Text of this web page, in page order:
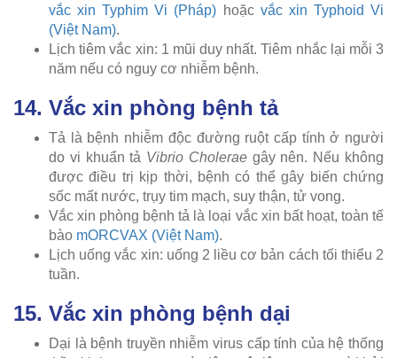
vắc xin Typhim Vi (Pháp) hoặc vắc xin Typhoid Vi
(Việt Nam).
Lịch tiêm vắc xin: 1 mũi duy nhất. Tiêm nhắc lại mỗi 3
năm nếu có nguy cơ nhiễm bệnh.
14. Vắc xin phòng bệnh tả
Tả là bệnh nhiễm độc đường ruột cấp tính ở người
do vi khuẩn tả Vibrio Choleraegây nên. Nếu không
được điều trị kịp thời, bệnh có thể gây biến chứng
sốc mất nước, trụy tim mạch, suy thận, tử vong.
Vắc xin phòng bệnh tả là loại vắc xin bất hoạt, toàn tế
bào mORCVAX (Việt Nam).
Lịch uống vắc xin: uống 2 liều cơ bản cách tối thiểu 2
tuần.
15. Vắc xin phòng bệnh dại
Dại là bệnh truyền nhiễm virus cấp tính của hệ thống